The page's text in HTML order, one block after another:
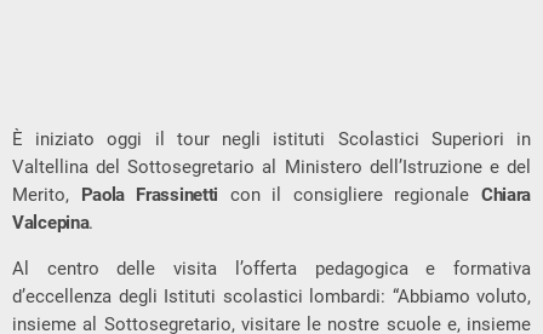
È iniziato oggi il tour negli istituti Scolastici Superiori in
Valtellina del Sottosegretario al Ministero dell’Istruzione e del
Merito, Paola Frassinetti con il consigliere regionale Chiara
Valcepina.
Al centro delle visita l’offerta pedagogica e formativa
d’eccellenza degli Istituti scolastici lombardi: “Abbiamo voluto,
insieme al Sottosegretario, visitare le nostre scuole e, insieme